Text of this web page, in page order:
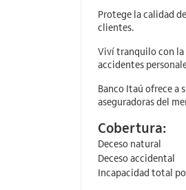
Protege la calidad
clientes.
Viví tranquilo con la
accidentes
Banco Itaú ofrece a
aseguradoras del
Cobertura:
Deceso natural
Deceso accidental
Incapacidad total